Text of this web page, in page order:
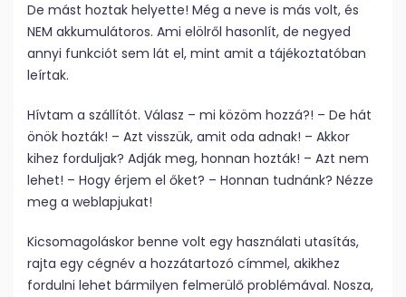
De mást hoztak helyette! Még a neve is más volt, és
NEM akkumulátoros. Ami elölről hasonlít, de negyed
annyi funkciót sem lát el, mint amit a tájékoztatóban
leírtak.
Hívtam a szállítót. Válasz – mi közöm hozzá?! – De hát
önök hozták! – Azt visszük, amit oda adnak! – Akkor
kihez forduljak? Adják meg, honnan hozták! – Azt nem
lehet! – Hogy érjem el őket? – Honnan tudnánk? Nézze
meg a weblapjukat!
Kicsomagoláskor benne volt egy használati utasítás,
rajta egy cégnév a hozzátartozó címmel, akikhez
fordulni lehet bármilyen felmerülő problémával. Nosza,